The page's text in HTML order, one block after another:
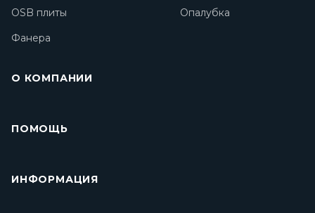
OSB плиты
Опалубка
Фанера
О КОМПАНИИ
ПОМОЩЬ
ИНФОРМАЦИЯ